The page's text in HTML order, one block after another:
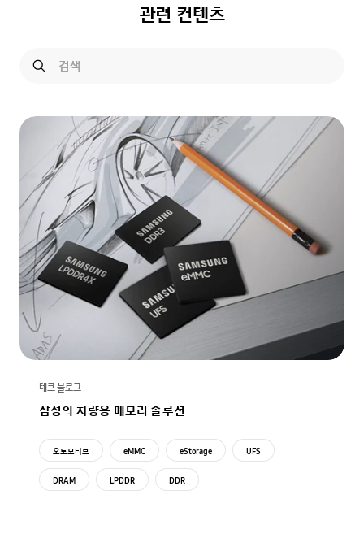
관련 컨텐츠
테크 블로그
삼성의 차량용 메모리 솔루션
오토모티브 eMMC eStorage UFS
DRAM LPDDR DDR